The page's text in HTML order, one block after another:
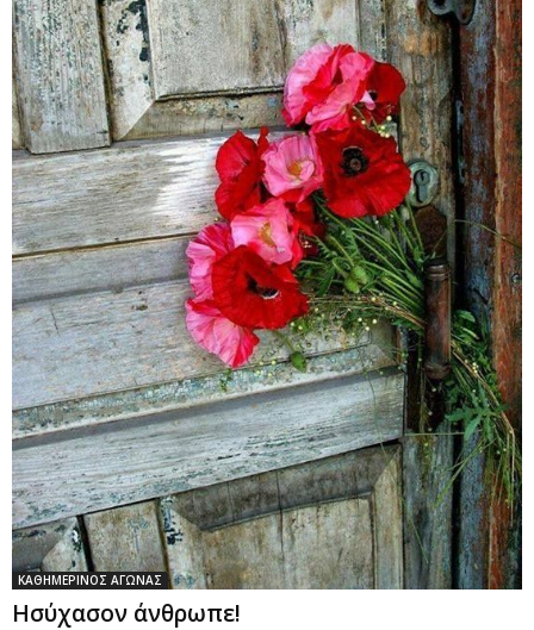
ΚΑΘΗΜΕΡΙΝΟΣ ΑΓΩΝΑΣ
Ησύχασον άνθρωπε!